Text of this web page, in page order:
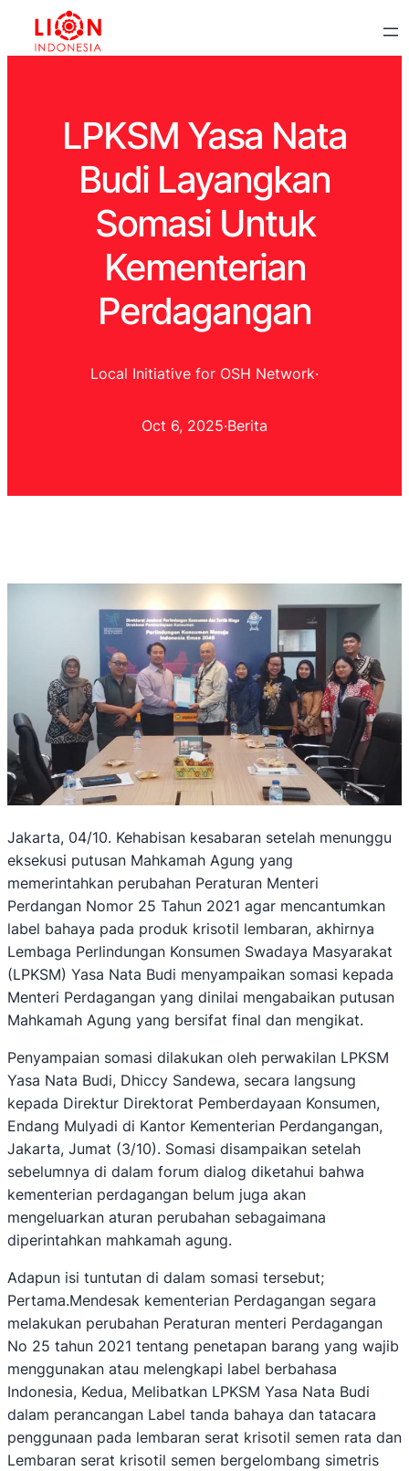
LPKSM Yasa Nata
Budi Layangkan
Somasi Untuk
Kementerian
Perdagangan
Local Initiative for OSH Network·
Oct 6, 2025·Berita
Jakarta, 04/10. Kehabisan kesabaran setelah menunggu
eksekusi putusan Mahkamah Agung yang
memerintahkan perubahan Peraturan Menteri
Perdangan Nomor 25 Tahun 2021 agar mencantumkan
label bahaya pada produk krisotil lembaran, akhirnya
Lembaga Perlindungan Konsumen Swadaya Masyarakat
(LPKSM) Yasa Nata Budi menyampaikan somasi kepada
Menteri Perdagangan yang dinilai mengabaikan putusan
Mahkamah Agung yang bersifat final dan mengikat.
Penyampaian somasi dilakukan oleh perwakilan LPKSM
Yasa Nata Budi, Dhiccy Sandewa, secara langsung
kepada Direktur Direktorat Pemberdayaan Konsumen,
Endang Mulyadi di Kantor Kementerian Perdangangan,
Jakarta, Jumat (3/10). Somasi disampaikan setelah
sebelumnya di dalam forum dialog diketahui bahwa
kementerian perdagangan belum juga akan
mengeluarkan aturan perubahan sebagaimana
diperintahkan mahkamah agung.
Adapun isi tuntutan di dalam somasi tersebut;
Pertama.Mendesak kementerian Perdagangan segara
melakukan perubahan Peraturan menteri Perdagangan
No 25 tahun 2021 tentang penetapan barang yang wajib
menggunakan atau melengkapi label berbahasa
Indonesia, Kedua, Melibatkan LPKSM Yasa Nata Budi
dalam perancangan Label tanda bahaya dan tatacara
penggunaan pada lembaran serat krisotil semen rata dan
Lembaran serat krisotil semen bergelombang simetris